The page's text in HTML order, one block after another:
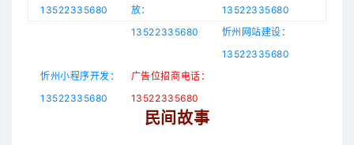
13522335680
放：
13522335680
13522335680
忻州网站建设：
13522335680
忻州小程序开发：
13522335680
广告位招商电话：
13522335680
民间故事